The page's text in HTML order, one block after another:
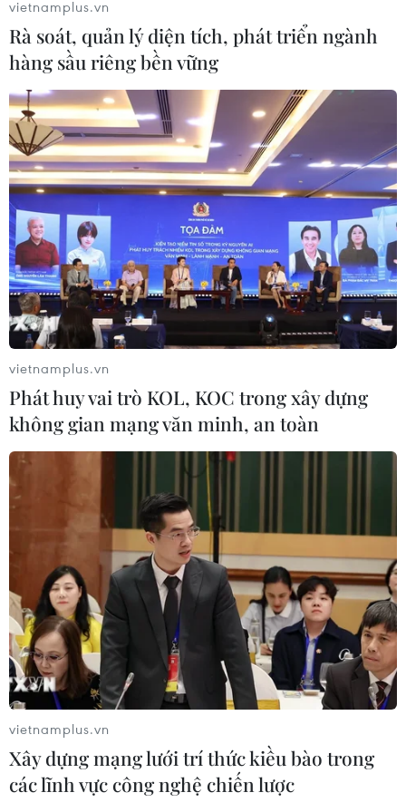
Mỹ hợp tác với một số nước áp dụng "miễn
thuế kỹ thuật số"
06/05/2026 09:41
Washington đã tự chuẩn bị một phương án thay thế với
nội dung Mỹ và một số quốc gia thành viên Tổ chức
Thương mại Thế giới sẽ quyết định không áp thuế đối
với các sản phẩm kỹ thuật số.
vietnamplus.vn
Rà soát, quản lý diện tích, phát triển ngành
hàng sầu riêng bền vững
vietnamplus.vn
Phát huy vai trò KOL, KOC trong xây dựng
không gian mạng văn minh, an toàn
vietnamplus.vn
Xây dựng mạng lưới trí thức kiều bào trong
các lĩnh vực công nghệ chiến lược